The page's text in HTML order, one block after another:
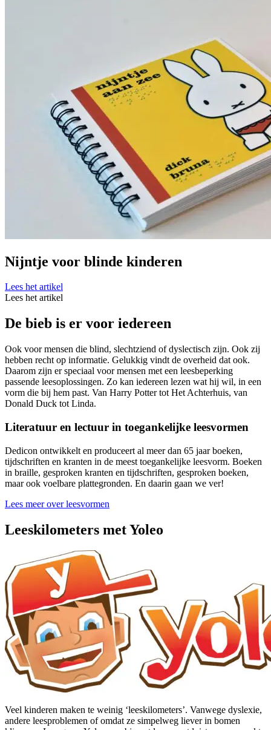
Nijntje voor blinde kinderen
Lees het artikel
Lees het artikel
De bieb is er voor iedereen
Ook voor mensen die blind, slechtziend of dyslectisch zijn. Ook zij
hebben recht op informatie. Gelukkig vindt de overheid dat ook.
Daarom zijn er speciaal voor mensen met een leesbeperking
passende leesoplossingen. Zo kan iedereen lezen wat hij wil, in een
vorm die bij hem past. Van Harry Potter tot Het Achterhuis, van
Donald Duck tot Linda.
Literatuur en lectuur in toegankelijke leesvormen
Dedicon ontwikkelt en produceert al meer dan 65 jaar boeken,
tijdschriften en kranten in de meest toegankelijke leesvorm. Boeken
in braille, gesproken kranten en tijdschriften, gesproken boeken,
maar ook voelbare plattegronden. En daarin gaan we ver!
Lees meer over leesvormen
Leeskilometers met Yoleo
Veel kinderen maken te weinig ‘leeskilometers’. Vanwege dyslexie,
andere leesproblemen of omdat ze simpelweg liever in bomen